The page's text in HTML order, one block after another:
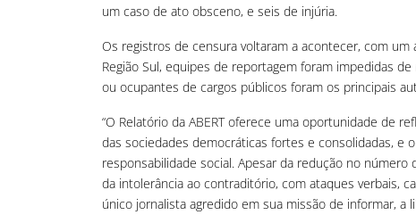
um caso de ato obsceno, e seis de injúria.
Os registros de censura voltaram a acontecer, com
Região Sul, equipes de reportagem foram impedidas
ou ocupantes de cargos públicos foram os principais
“O Relatório da ABERT oferece uma oportunidade de
das sociedades democráticas fortes e consolidadas, e
responsabilidade social. Apesar da redução no
da intolerância ao contraditório, com ataques verbais,
único jornalista agredido em sua missão de informar, a